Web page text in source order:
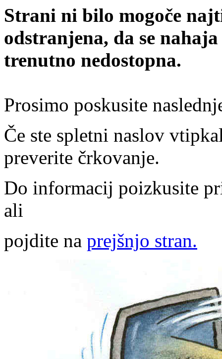
Strani ni bilo mogoče
odstranjena, da se
trenutno nedostopna.
Prosimo poskusite
Če ste spletni naslov
preverite črkovanje.
Do informacij poizkusite
ali
pojdite na prejšnjo stran.